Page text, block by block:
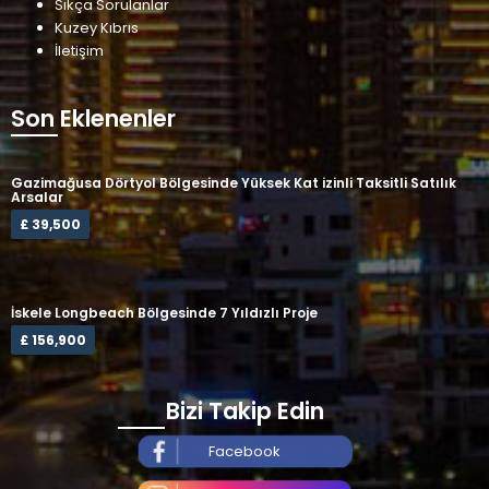
Sıkça Sorulanlar
Kuzey Kıbrıs
İletişim
Son Eklenenler
Gazimağusa Dörtyol Bölgesinde Yüksek Kat izinli Taksitli Satılık
Arsalar
£ 39,500
İskele Longbeach Bölgesinde 7 Yıldızlı Proje
£ 156,900
Bizi Takip Edin
Facebook